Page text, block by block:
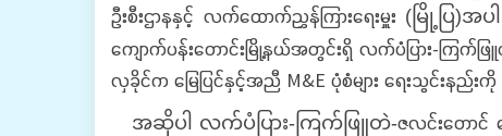
ဦးစီးဌာနနှင့် လက်ထောက်ညွှန်ကြားရေးမှူး (မြို့ပြ)အ
ကျောက်ပန်းတောင်းမြို့နယ်အတွင်းရှိ လက်ပံပြား-ကြက်ဖ
လှခိုင်က မြေပြင်နှင့်အညီ M&E ပုံစံများ ရေးသွင်းနည်း
အဆိုပါ လက်ပံပြား-ကြက်ဖြူတဲ-ဇလင်းတောင်